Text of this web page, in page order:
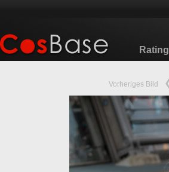
Rating
Vorheriges Bild